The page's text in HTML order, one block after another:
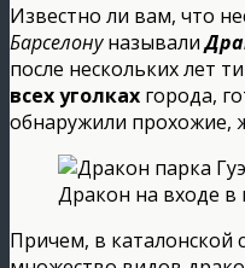
Известно ли вам, что
Барселонуназывали
после нескольких лет
всех уголках города,
обнаружили прохожие,
Дракон на входе в
Причем, в